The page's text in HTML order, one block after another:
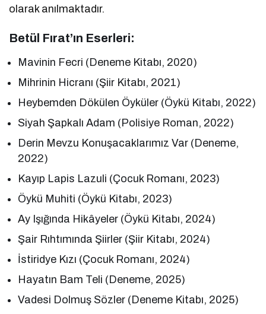
olarak anılmaktadır.
Betül Fırat’ın Eserleri:
Mavinin Fecri (Deneme Kitabı, 2020)
Mihrinin Hicranı (Şiir Kitabı, 2021)
Heybemden Dökülen Öyküler (Öykü Kitabı, 2022)
Siyah Şapkalı Adam (Polisiye Roman, 2022)
Derin Mevzu Konuşacaklarımız Var (Deneme,
2022)
Kayıp Lapis Lazuli (Çocuk Romanı, 2023)
Öykü Muhiti (Öykü Kitabı, 2023)
Ay Işığında Hikâyeler (Öykü Kitabı, 2024)
Şair Rıhtımında Şiirler (Şiir Kitabı, 2024)
İstiridye Kızı (Çocuk Romanı, 2024)
Hayatın Bam Teli (Deneme, 2025)
Vadesi Dolmuş Sözler (Deneme Kitabı, 2025)